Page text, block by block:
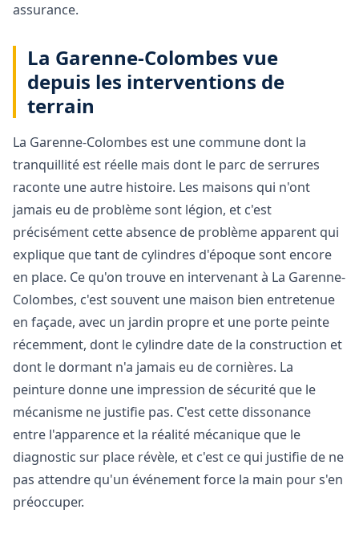
assurance.
La Garenne-Colombes vue
depuis les interventions de
terrain
La Garenne-Colombes est une commune dont la
tranquillité est réelle mais dont le parc de serrures
raconte une autre histoire. Les maisons qui n'ont
jamais eu de problème sont légion, et c'est
précisément cette absence de problème apparent qui
explique que tant de cylindres d'époque sont encore
en place. Ce qu'on trouve en intervenant à La Garenne-
Colombes, c'est souvent une maison bien entretenue
en façade, avec un jardin propre et une porte peinte
récemment, dont le cylindre date de la construction et
dont le dormant n'a jamais eu de cornières. La
peinture donne une impression de sécurité que le
mécanisme ne justifie pas. C'est cette dissonance
entre l'apparence et la réalité mécanique que le
diagnostic sur place révèle, et c'est ce qui justifie de ne
pas attendre qu'un événement force la main pour s'en
préoccuper.